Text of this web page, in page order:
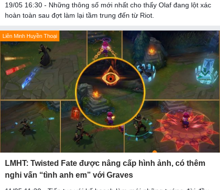
19/05 16:30 - Những thông số mới nhất cho thấy Olaf đang lột xác
hoàn toàn sau đợt làm lại tầm trung đến từ Riot.
Liên Minh Huyền Thoại
LMHT: Twisted Fate được nâng cấp hình ảnh, có thêm
nghi vấn “tình anh em” với Graves